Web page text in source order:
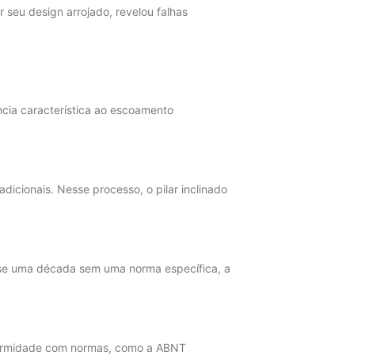
design arrojado, revelou falhas
característica ao escoamento
Nesse processo, o pilar inclinado
uma década sem uma norma específica, a
com normas, como a ABNT